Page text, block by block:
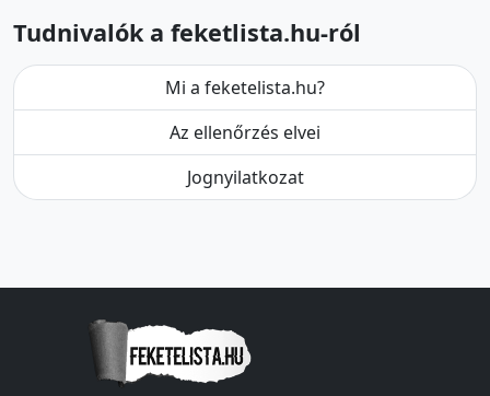
Tudnivalók a feketlista.hu-ról
Mi a feketelista.hu?
Az ellenőrzés elvei
Jognyilatkozat